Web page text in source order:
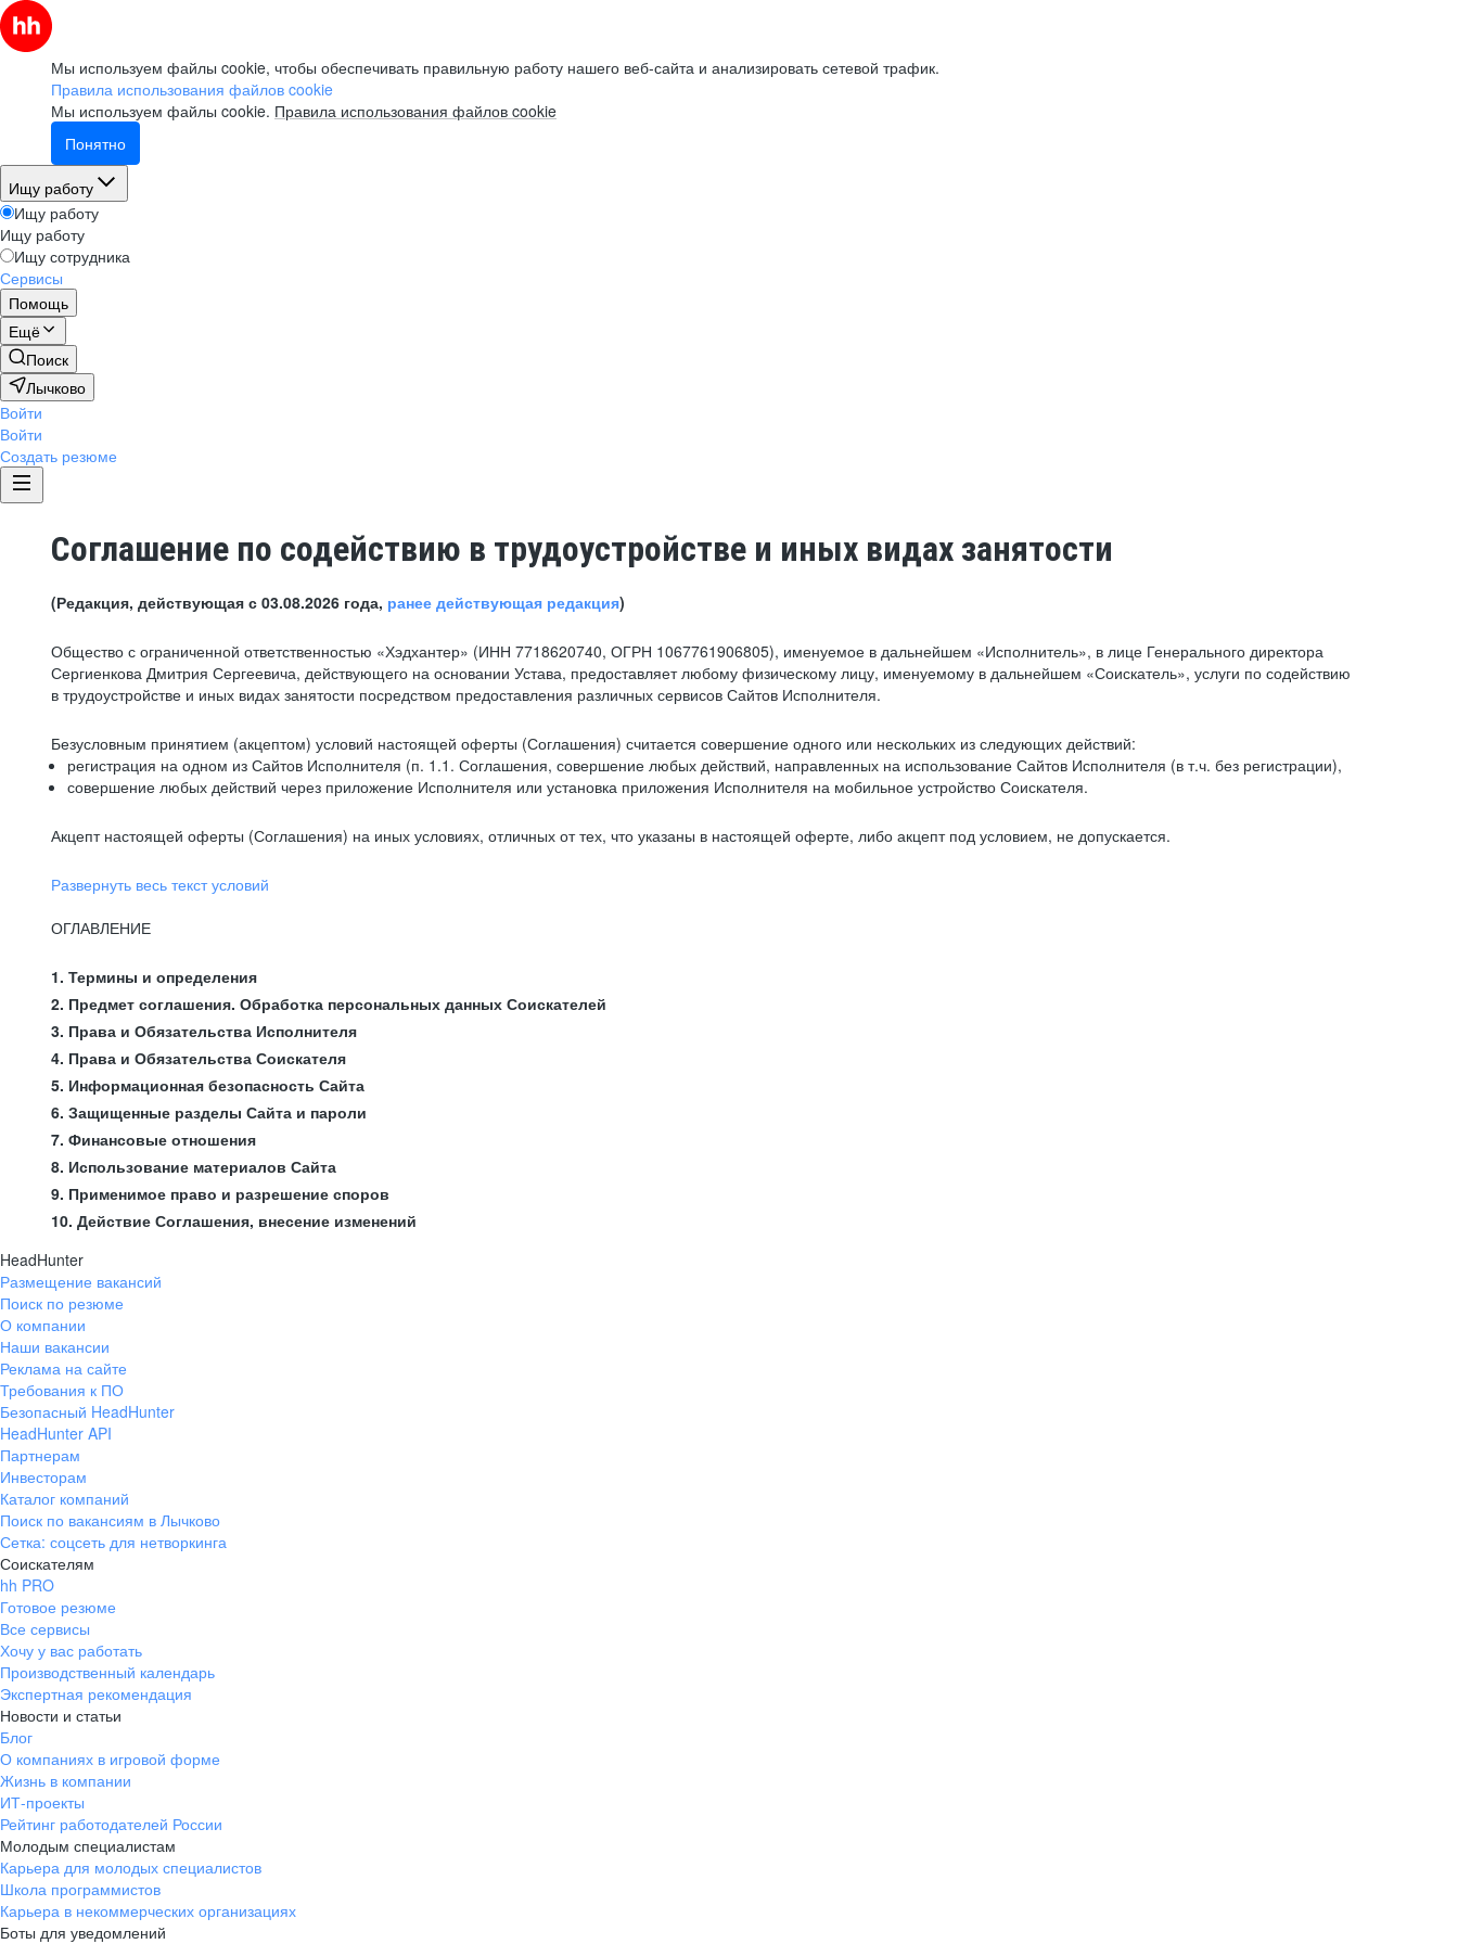
Мы используем файлы cookie, чтобы обеспечивать правильную работу нашего веб-сайта и анализировать сетевой трафик.
Правила использования файлов cookie
Мы используем файлы cookie. Правила использования файлов cookie
Понятно
Ищу работу
Ищу работу
Ищу работу
Ищу сотрудника
Сервисы
Помощь
Ещё
Поиск
Лычково
Войти
Войти
Создать резюме
Соглашение по содействию в трудоустройстве и иных видах занятости
(Редакция, действующая с 03.08.2026 года, ранее действующая редакция)
Общество с ограниченной ответственностью «Хэдхантер» (ИНН 7718620740, ОГРН 1067761906805), именуемое в дальнейшем «Исполнитель», в лице Генерального директора
Сергиенкова Дмитрия Сергеевича, действующего на основании Устава, предоставляет любому физическому лицу, именуемому в дальнейшем «Соискатель», услуги по содействию
в трудоустройстве и иных видах занятости посредством предоставления различных сервисов Сайтов Исполнителя.
Безусловным принятием (акцептом) условий настоящей оферты (Соглашения) считается совершение одного или нескольких из следующих действий:
регистрация на одном из Сайтов Исполнителя (п. 1.1. Соглашения, совершение любых действий, направленных на использование Сайтов Исполнителя (в т.ч. без регистрации),
совершение любых действий через приложение Исполнителя или установка приложения Исполнителя на мобильное устройство Соискателя.
Акцепт настоящей оферты (Соглашения) на иных условиях, отличных от тех, что указаны в настоящей оферте, либо акцепт под условием, не допускается.
Развернуть весь текст условий
ОГЛАВЛЕНИЕ
1. Термины и определения
2. Предмет соглашения. Обработка персональных данных Соискателей
3. Права и Обязательства Исполнителя
4. Права и Обязательства Соискателя
5. Информационная безопасность Сайта
6. Защищенные разделы Сайта и пароли
7. Финансовые отношения
8. Использование материалов Сайта
9. Применимое право и разрешение споров
10. Действие Соглашения, внесение изменений
HeadHunter
Размещение вакансий
Поиск по резюме
О компании
Наши вакансии
Реклама на сайте
Требования к ПО
Безопасный HeadHunter
HeadHunter API
Партнерам
Инвесторам
Каталог компаний
Поиск по вакансиям в Лычково
Сетка: соцсеть для нетворкинга
Соискателям
hh PRO
Готовое резюме
Все сервисы
Хочу у вас работать
Производственный календарь
Экспертная рекомендация
Новости и статьи
Блог
О компаниях в игровой форме
Жизнь в компании
ИТ-проекты
Рейтинг работодателей России
Молодым специалистам
Карьера для молодых специалистов
Школа программистов
Карьера в некоммерческих организациях
Боты для уведомлений